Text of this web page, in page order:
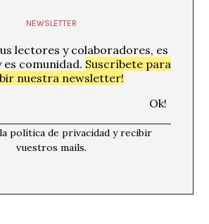
NEWSLETTER
lectores y colaboradores, es
comunidad. Suscríbete para
nuestra newsletter!
política de privacidad y recibir
vuestros mails.